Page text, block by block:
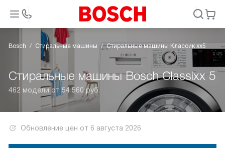
Bosch Стиральные машины Стиральные машины Классик xx5
Стиральные машины Bosch Classixx 5
462 модели от 54 560 руб.
Обновление цен от 6 августа 2026